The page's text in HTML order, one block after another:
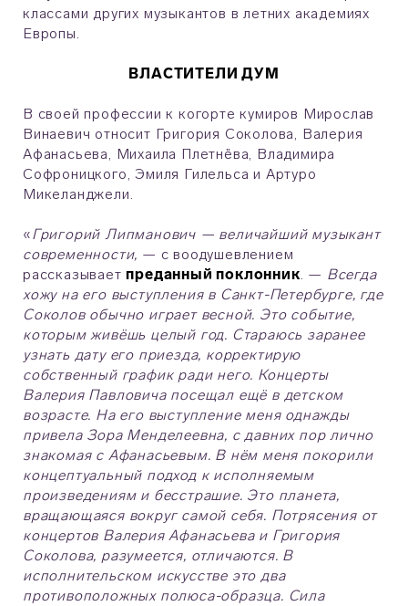
классами других музыкантов в летних академиях
Европы.
ВЛАСТИТЕЛИ ДУМ
В своей профессии к когорте кумиров Мирослав
Винаевич относит Григория Соколова, Валерия
Афанасьева, Михаила Плетнёва, Владимира
Софроницкого, Эмиля Гилельса и Артуро
Микеланджели.
«Григорий Липманович — величайший музыкант
современности, — с воодушевлением
рассказываетпреданный поклонник. — Всегда
хожу на его выступления в Санкт-Петербурге, где
Соколов обычно играет весной. Это событие,
которым живёшь целый год. Стараюсь заранее
узнать дату его приезда, корректирую
собственный график ради него. Концерты
Валерия Павловича посещал ещё в детском
возрасте. На его выступление меня однажды
привела Зора Менделеевна, с давних пор лично
знакомая с Афанасьевым. В нём меня покорили
концептуальный подход к исполняемым
произведениям и бесстрашие. Это планета,
вращающаяся вокруг самой себя. Потрясения от
концертов Валерия Афанасьева и Григория
Соколова, разумеется, отличаются. В
исполнительском искусстве это два
противоположных полюса-образца. Сила